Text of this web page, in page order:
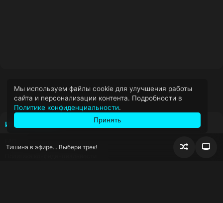
ИНФОРМАЦИЯ
Тишина в эфире... Выбери трек!
Мы используем файлы cookie для улучшения работы
сайта и персонализации контента. Подробности в
Политике конфиденциальности.
Принять